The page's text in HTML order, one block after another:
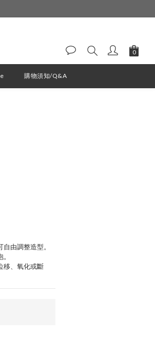
購物須知/Q&A
由調整造型。
移、氧化或斷